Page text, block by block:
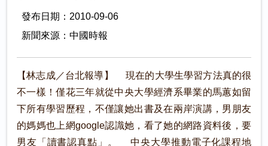
發布日期：2010-09-06
新聞來源：中國時報
【林志成／台北報導】 現在的大學生學習方法真的很
不一樣！僅花三年就從中央大學經濟系畢業的馬蕙如留
下所有學習歷程，不僅讓她出書及在兩岸演講，男朋友
的媽媽也上網google認識她，看了她的網路資料後，要
男友「讀書認真點」。 中央大學推動電子化課程地